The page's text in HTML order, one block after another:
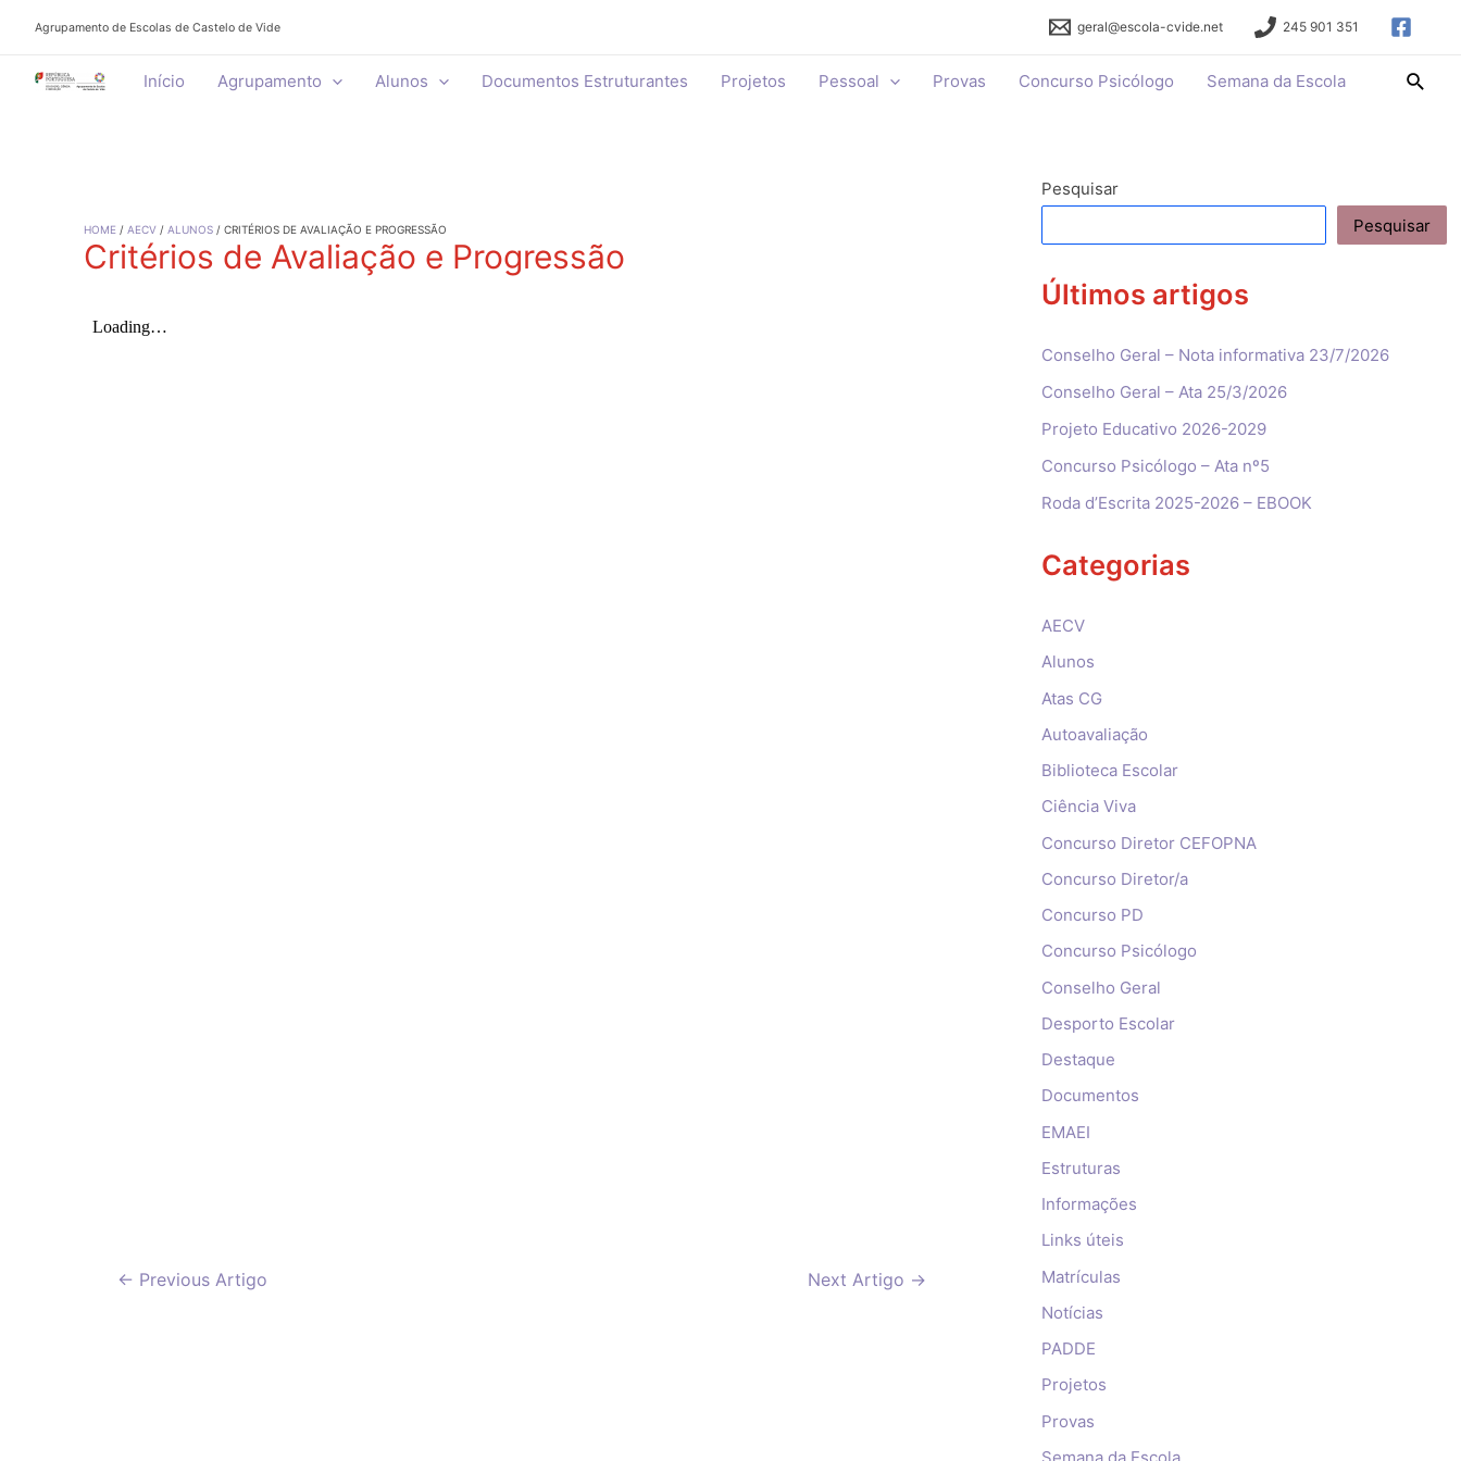
Agrupamento de Escolas de Castelo de Vide geral@escola-cvide.net 245 901 351
Início Agrupamento Alunos Documentos Estruturantes Projetos Pessoal Provas Concurso Psicólogo Semana da Escola
HOME AECV ALUNOS CRITÉRIOS DE AVALIAÇÃO E PROGRESSÃO
Critérios de Avaliação e Progressão
Navegação
← Previous Artigo Next Artigo →
Pesquisar
Pesquisar
Últimos artigos
Conselho Geral – Nota informativa 23/7/2026
Conselho Geral – Ata 25/3/2026
Projeto Educativo 2026-2029
Concurso Psicólogo – Ata nº5
Roda d’Escrita 2025-2026 – EBOOK
Categorias
AECV
Alunos
Atas CG
Autoavaliação
Biblioteca Escolar
Ciência Viva
Concurso Diretor CEFOPNA
Concurso Diretor/a
Concurso PD
Concurso Psicólogo
Conselho Geral
Desporto Escolar
Destaque
Documentos
EMAEI
Estruturas
Informações
Links úteis
Matrículas
Notícias
PADDE
Projetos
Provas